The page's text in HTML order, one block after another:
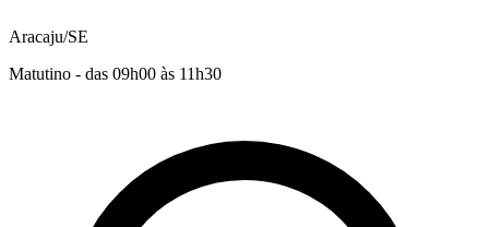
Aracaju/SE
Matutino - das 09h00 às 11h30